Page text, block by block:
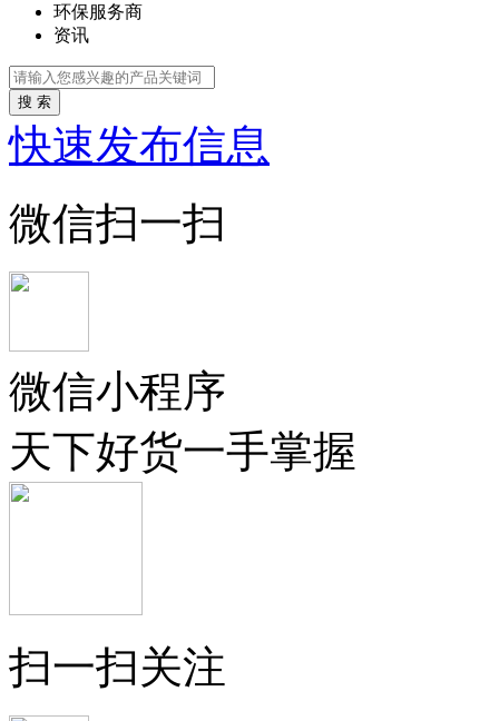
环保服务商
资讯
搜 索
快速发布信息
微信扫一扫
微信小程序
天下好货一手掌握
扫一扫关注